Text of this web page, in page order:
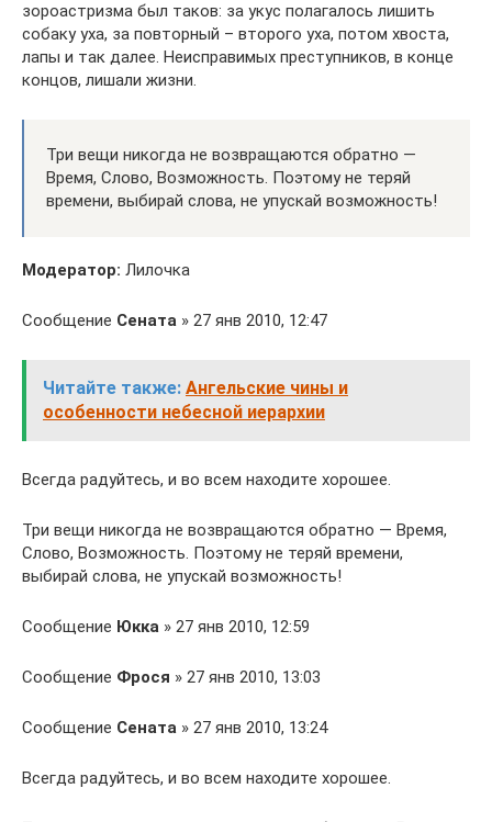
зороастризма был таков: за укус полагалось лишить
собаку уха, за повторный – второго уха, потом хвоста,
лапы и так далее. Неисправимых преступников, в конце
концов, лишали жизни.
Три вещи никогда не возвращаются обратно —
Время, Слово, Возможность. Поэтому не теряй
времени, выбирай слова, не упускай возможность!
Модератор: Лилочка
Сообщение Сената » 27 янв 2010, 12:47
Читайте также: Ангельские чины и
особенности небесной иерархии
Всегда радуйтесь, и во всем находите хорошее.
Три вещи никогда не возвращаются обратно — Время,
Слово, Возможность. Поэтому не теряй времени,
выбирай слова, не упускай возможность!
Сообщение Юкка » 27 янв 2010, 12:59
Сообщение Фрося » 27 янв 2010, 13:03
Сообщение Сената » 27 янв 2010, 13:24
Всегда радуйтесь, и во всем находите хорошее.